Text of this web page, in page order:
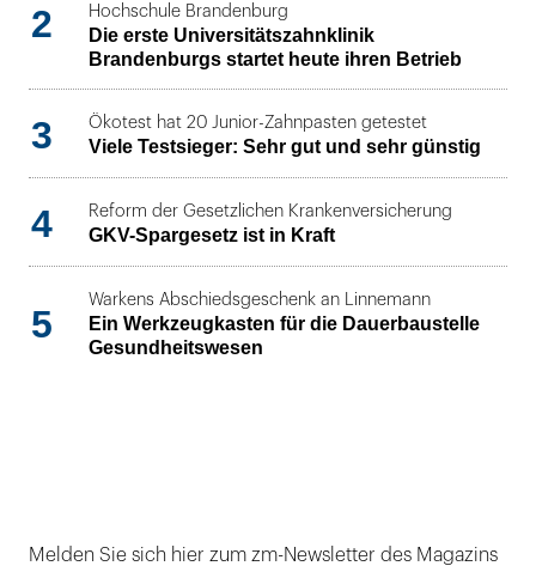
2
Hochschule Brandenburg
Die erste Universitätszahnklinik
Brandenburgs startet heute ihren Betrieb
3 Ökotest hat 20 Junior-Zahnpasten getestet
Viele Testsieger: Sehr gut und sehr günstig
4 Reform der Gesetzlichen Krankenversicherung
GKV-Spargesetz ist in Kraft
5
Warkens Abschiedsgeschenk an Linnemann
Ein Werkzeugkasten für die Dauerbaustelle
Gesundheitswesen
Melden Sie sich hier zum zm-Newsletter des Magazins